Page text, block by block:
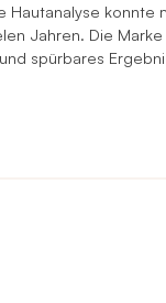
Hautanalyse
Jahren. Die
spürbares